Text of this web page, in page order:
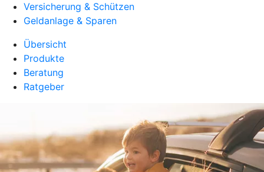
Versicherung & Schützen
Geldanlage & Sparen
Übersicht
Produkte
Beratung
Ratgeber